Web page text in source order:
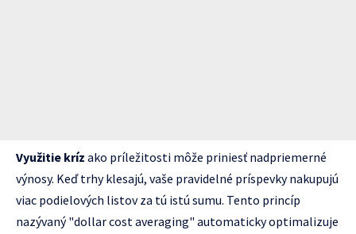
Využitie kríz ako príležitosti môže priniesť nadpriemerné
výnosy. Keď trhy klesajú, vaše pravidelné príspevky nakupujú
viac podielových listov za tú istú sumu. Tento princíp
nazývaný "dollar cost averaging" automaticky optimalizuje